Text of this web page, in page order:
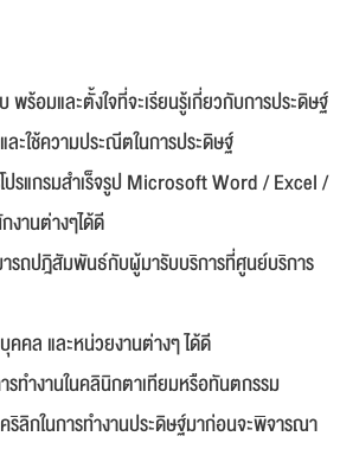
ร้อมและตั้งใจที่จะเรียนรู้เกี่ยวกับการประดิษฐ์
ะใช้ความประณีตในการประดิษฐ์
ปรแกรมสำเร็จรูป Microsoft Word / Excel /
านต่างๆได้ดี
ถปฎิสัมพันธ์กับผู้มารับบริการที่ศูนย์บริการ
คคล และหน่วยงานต่างๆ ได้ดี
ทำงานในคลินิกตาเทียมหรือทันตกรรม
ริลิกในการทำงานประดิษฐ์มาก่อนจะพิจารณา